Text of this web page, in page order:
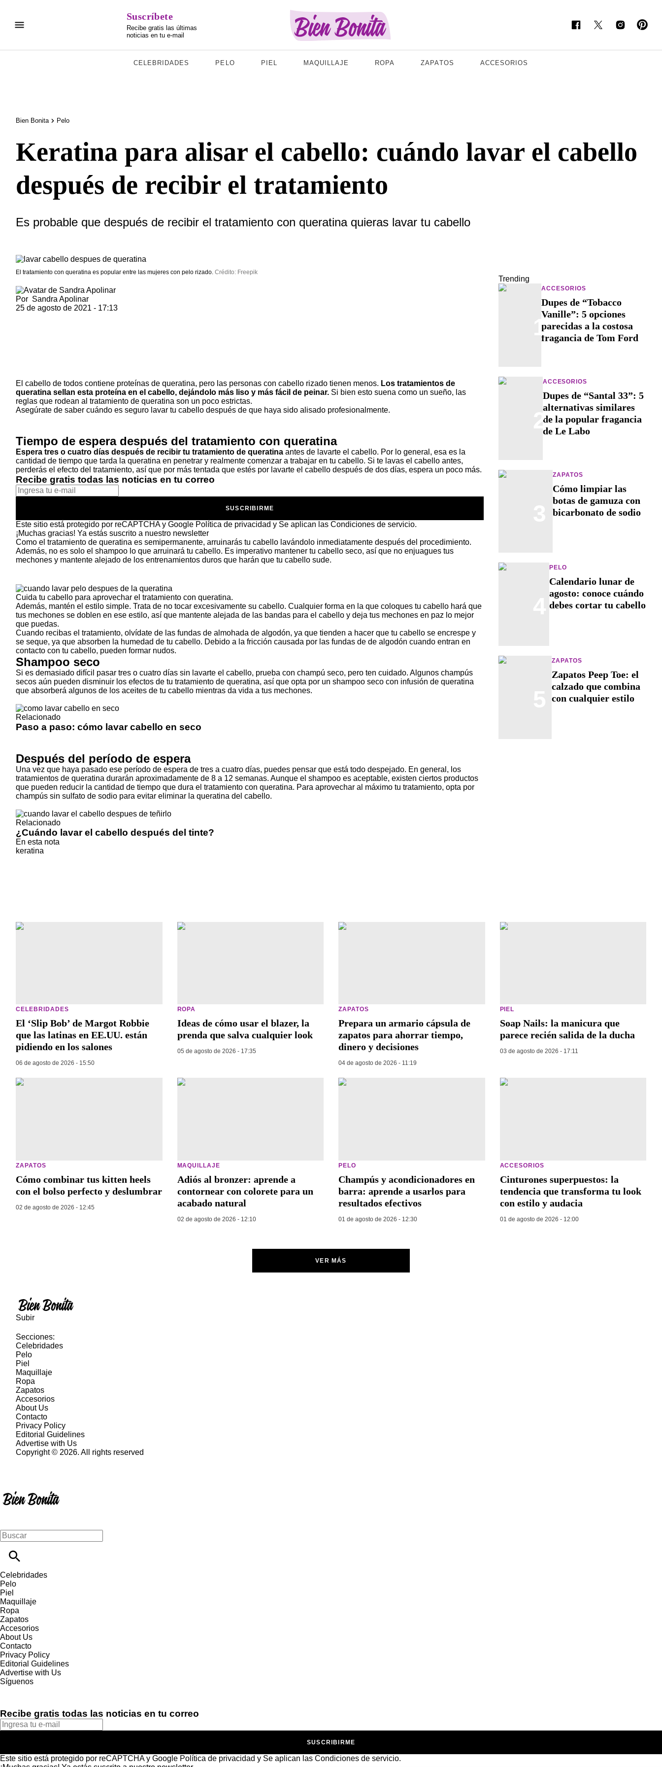
Suscríbete
Recibe gratis las últimas
noticias en tu e-mail
CELEBRIDADES PELO PIEL MAQUILLAJE ROPA ZAPATOS ACCESORIOS
Bien Bonita Pelo
Keratina para alisar el cabello: cuándo lavar el cabello
después de recibir el tratamiento
Es probable que después de recibir el tratamiento con queratina quieras lavar tu cabello
El tratamiento con queratina es popular entre las mujeres con pelo rizado. Crédito: Freepik
Por Sandra Apolinar
25 de agosto de 2021 - 17:13
El cabello de todos contiene proteínas de queratina, pero las personas con cabello rizado tienen menos. Los tratamientos de
queratina sellan esta proteína en el cabello, dejándolo más liso y más fácil de peinar. Si bien esto suena como un sueño, las
reglas que rodean al tratamiento de queratina son un poco estrictas.
Asegúrate de saber cuándo es seguro lavar tu cabello después de que haya sido alisado profesionalmente.
Tiempo de espera después del tratamiento con queratina
Espera tres o cuatro días después de recibir tu tratamiento de queratina antes de lavarte el cabello. Por lo general, esa es la
cantidad de tiempo que tarda la queratina en penetrar y realmente comenzar a trabajar en tu cabello. Si te lavas el cabello antes,
perderás el efecto del tratamiento, así que por más tentada que estés por lavarte el cabello después de dos días, espera un poco más.
Recibe gratis todas las noticias en tu correo
SUSCRIBIRME
Este sitio está protegido por reCAPTCHA y Google Política de privacidad y Se aplican las Condiciones de servicio.
¡Muchas gracias! Ya estás suscrito a nuestro newsletter
Como el tratamiento de queratina es semipermanente, arruinarás tu cabello lavándolo inmediatamente después del procedimiento.
Además, no es solo el shampoo lo que arruinará tu cabello. Es imperativo mantener tu cabello seco, así que no enjuagues tus
mechones y mantente alejado de los entrenamientos duros que harán que tu cabello sude.
Cuida tu cabello para aprovechar el tratamiento con queratina.
Además, mantén el estilo simple. Trata de no tocar excesivamente su cabello. Cualquier forma en la que coloques tu cabello hará que
tus mechones se doblen en ese estilo, así que mantente alejada de las bandas para el cabello y deja tus mechones en paz lo mejor
que puedas.
Cuando recibas el tratamiento, olvídate de las fundas de almohada de algodón, ya que tienden a hacer que tu cabello se encrespe y
se seque, ya que absorben la humedad de tu cabello. Debido a la fricción causada por las fundas de de algodón cuando entran en
contacto con tu cabello, pueden formar nudos.
Shampoo seco
Si es demasiado difícil pasar tres o cuatro días sin lavarte el cabello, prueba con champú seco, pero ten cuidado. Algunos champús
secos aún pueden disminuir los efectos de tu tratamiento de queratina, así que opta por un shampoo seco con infusión de queratina
que absorberá algunos de los aceites de tu cabello mientras da vida a tus mechones.
Relacionado
Paso a paso: cómo lavar cabello en seco
Después del período de espera
Una vez que haya pasado ese período de espera de tres a cuatro días, puedes pensar que está todo despejado. En general, los
tratamientos de queratina durarán aproximadamente de 8 a 12 semanas. Aunque el shampoo es aceptable, existen ciertos productos
que pueden reducir la cantidad de tiempo que dura el tratamiento con queratina. Para aprovechar al máximo tu tratamiento, opta por
champús sin sulfato de sodio para evitar eliminar la queratina del cabello.
Relacionado
¿Cuándo lavar el cabello después del tinte?
En esta nota
keratina
Trending
1
ACCESORIOS
Dupes de “Tobacco
Vanille”: 5 opciones
parecidas a la costosa
fragancia de Tom Ford
2
ACCESORIOS
Dupes de “Santal 33”: 5
alternativas similares
de la popular fragancia
de Le Labo
ZAPATOS
Cómo limpiar las
botas de gamuza con
bicarbonato de sodio
PELO
Calendario lunar de
agosto: conoce cuándo
debes cortar tu cabello
ZAPATOS
Zapatos Peep Toe: el
calzado que combina
con cualquier estilo
CELEBRIDADES
El ‘Slip Bob’ de Margot Robbie
que las latinas en EE.UU. están
pidiendo en los salones
06 de agosto de 2026 - 15:50
ROPA
Ideas de cómo usar el blazer, la
prenda que salva cualquier look
05 de agosto de 2026 - 17:35
ZAPATOS
Prepara un armario cápsula de
zapatos para ahorrar tiempo,
dinero y decisiones
04 de agosto de 2026 - 11:19
PIEL
Soap Nails: la manicura que
parece recién salida de la ducha
03 de agosto de 2026 - 17:11
ZAPATOS
Cómo combinar tus kitten heels
con el bolso perfecto y deslumbrar
02 de agosto de 2026 - 12:45
MAQUILLAJE
Adiós al bronzer: aprende a
contornear con colorete para un
acabado natural
02 de agosto de 2026 - 12:10
PELO
Champús y acondicionadores en
barra: aprende a usarlos para
resultados efectivos
01 de agosto de 2026 - 12:30
ACCESORIOS
Cinturones superpuestos: la
tendencia que transforma tu look
con estilo y audacia
01 de agosto de 2026 - 12:00
VER MÁS
Subir
Secciones:
Celebridades
Pelo
Piel
Maquillaje
Ropa
Zapatos
Accesorios
About Us
Contacto
Privacy Policy
Editorial Guidelines
Advertise with Us
Copyright © 2026. All rights reserved
Celebridades
Pelo
Piel
Maquillaje
Ropa
Zapatos
Accesorios
About Us
Contacto
Privacy Policy
Editorial Guidelines
Advertise with Us
Síguenos
Recibe gratis todas las noticias en tu correo
SUSCRIBIRME
Este sitio está protegido por reCAPTCHA y Google Política de privacidad y Se aplican las Condiciones de servicio.